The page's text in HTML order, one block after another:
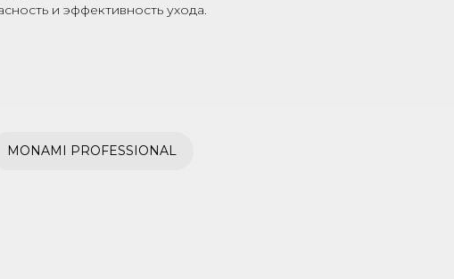
и эффективность ухода.
MONAMI PROFESSIONAL